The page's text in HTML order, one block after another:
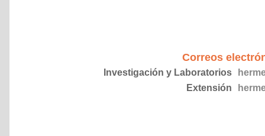
Correos
Investigación y Laboratorios
Extensión